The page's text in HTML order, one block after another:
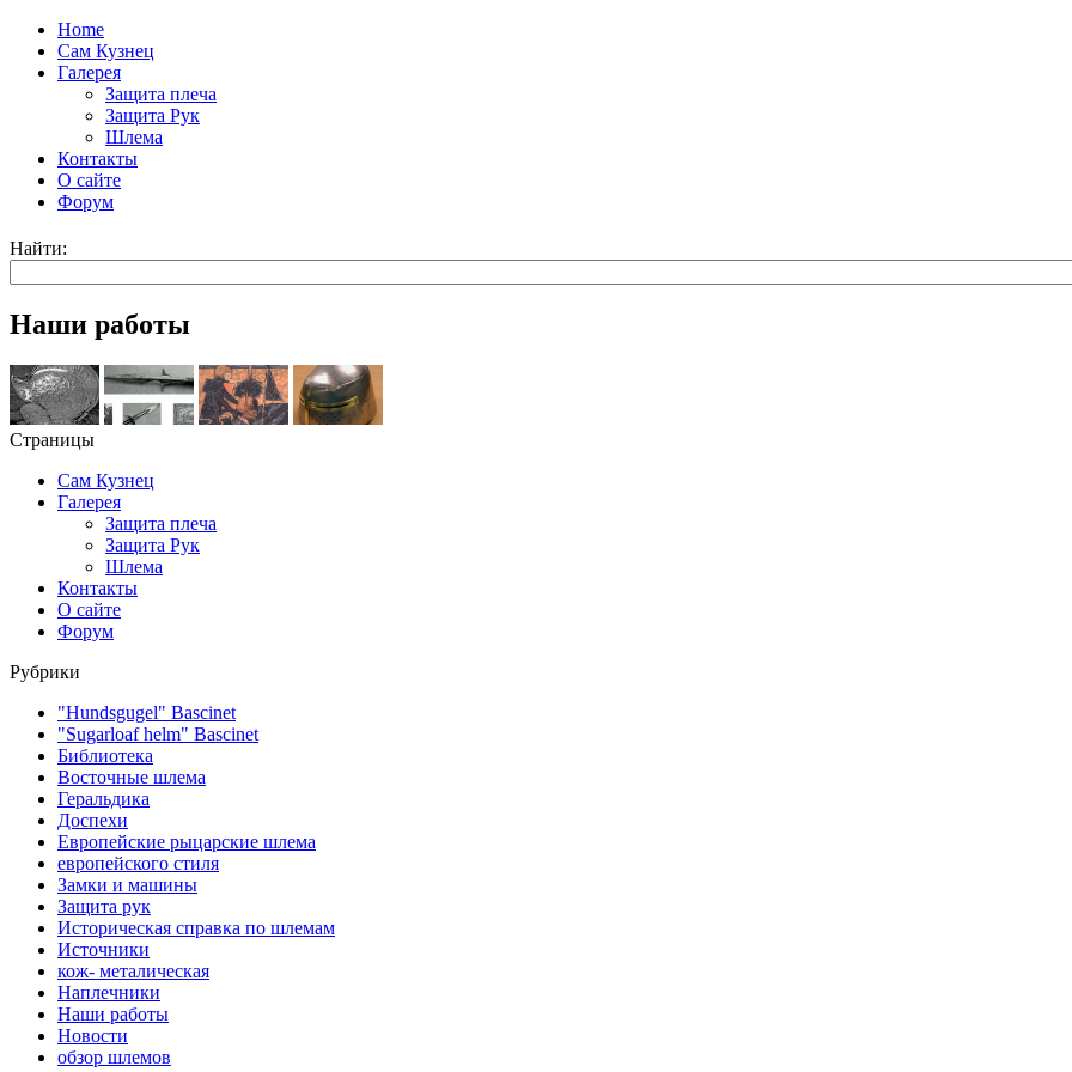
Home
Сам Кузнец
Галерея
Защита плеча
Защита Рук
Шлема
Контакты
О сайте
Форум
Найти:
Наши работы
Страницы
Сам Кузнец
Галерея
Защита плеча
Защита Рук
Шлема
Контакты
О сайте
Форум
Рубрики
"Hundsgugel" Bascinet
"Sugarloaf helm" Bascinet
Библиотека
Восточные шлема
Геральдика
Доспехи
Европейские рыцарские шлема
европейского стиля
Замки и машины
Защита рук
Историческая справка по шлемам
Источники
кож- металическая
Наплечники
Наши работы
Новости
обзор шлемов